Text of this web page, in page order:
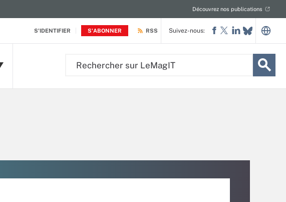
S'IDENTIFIER S'ABONNER
Découvrez nos publications
RSS Suivez-nous: